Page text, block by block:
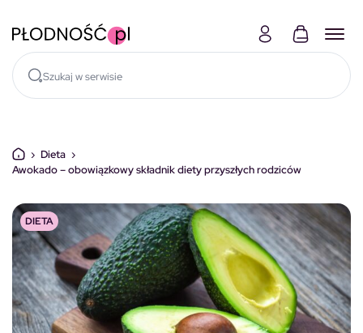
› Dieta ›
Awokado – obowiązkowy składnik diety przyszłych rodziców
DIETA